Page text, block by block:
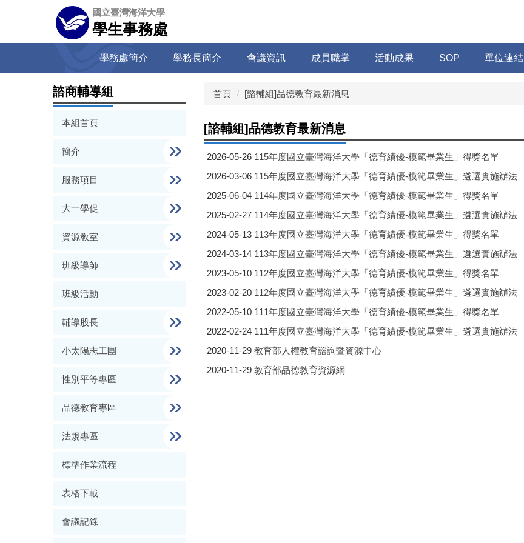
容
國立臺灣海洋大學
學生事務處
學務處簡介 學務長簡介 會議資訊 成員職掌 活動成果 SOP 單位連結
諮商輔導組
本組首頁
簡介
服務項目
大一學促
資源教室
班級導師
班級活動
輔導股長
小太陽志工團
性別平等專區
品德教育專區
法規專區
標準作業流程
表格下載
會議記錄
首頁 [諮輔組]品德教育最新消息
[諮輔組]品德教育最新消息
2026-05-26 115年度國立臺灣海洋大學「德育績優-模範畢業生」得獎名單
2026-03-06 115年度國立臺灣海洋大學「德育績優-模範畢業生」遴選實施辦法
2025-06-04 114年度國立臺灣海洋大學「德育績優-模範畢業生」得獎名單
2025-02-27 114年度國立臺灣海洋大學「德育績優-模範畢業生」遴選實施辦法
2024-05-13 113年度國立臺灣海洋大學「德育績優-模範畢業生」得獎名單
2024-03-14 113年度國立臺灣海洋大學「德育績優-模範畢業生」遴選實施辦法
2023-05-10 112年度國立臺灣海洋大學「德育績優-模範畢業生」得獎名單
2023-02-20 112年度國立臺灣海洋大學「德育績優-模範畢業生」遴選實施辦法
2022-05-10 111年度國立臺灣海洋大學「德育績優-模範畢業生」得獎名單
2022-02-24 111年度國立臺灣海洋大學「德育績優-模範畢業生」遴選實施辦法
2020-11-29 教育部人權教育諮詢暨資源中心
2020-11-29 教育部品德教育資源網